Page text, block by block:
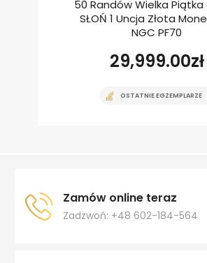
50 Randów Wielka Piątka
SŁOŃ 1 Uncja Złota
NGC PF70
29,999.00zł
OSTATNIE EGZEMPLARZE
Zamów online teraz
Zadzwoń: +48 602-184-564